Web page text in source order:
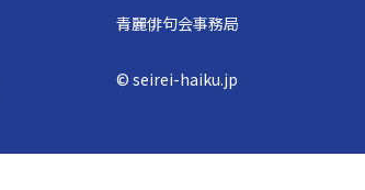
青麗俳句会事務局
© seirei-haiku.jp